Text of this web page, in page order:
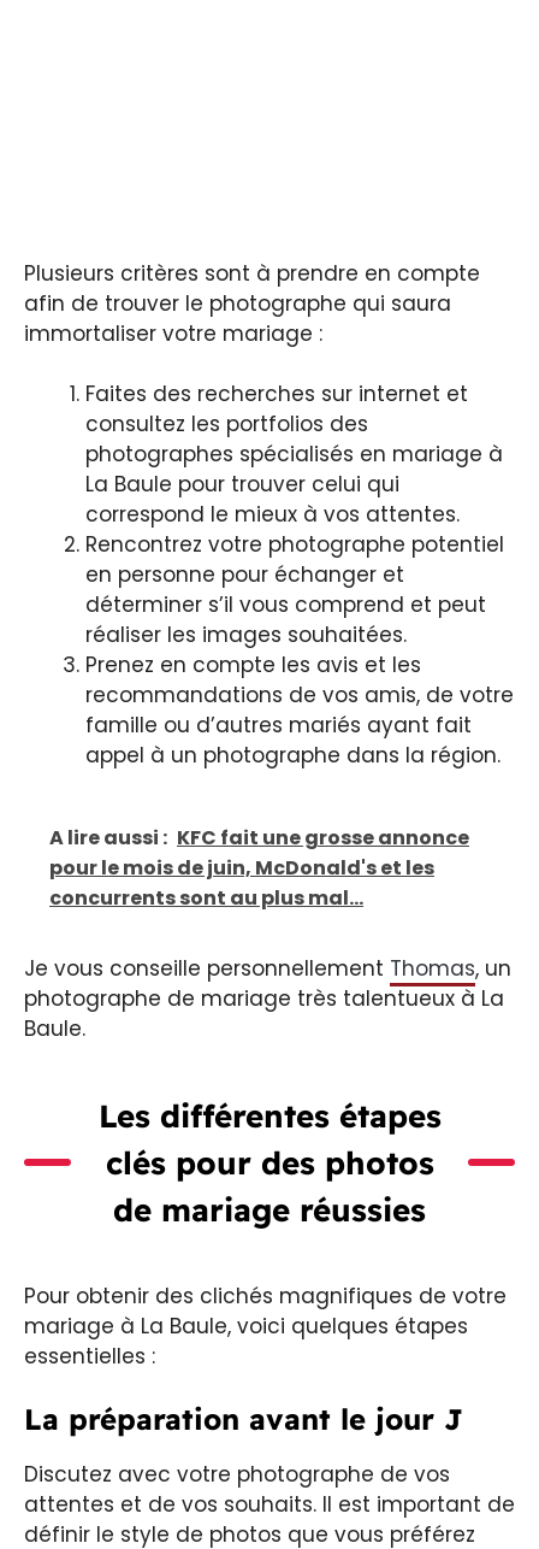
Plusieurs critères sont à prendre en compte
afin de trouver le photographe qui saura
immortaliser votre mariage :
Faites des recherches sur internet et
consultez les portfolios des
photographes spécialisés en mariage à
La Baule pour trouver celui qui
correspond le mieux à vos attentes.
Rencontrez votre photographe potentiel
en personne pour échanger et
déterminer s’il vous comprend et peut
réaliser les images souhaitées.
Prenez en compte les avis et les
recommandations de vos amis, de votre
famille ou d’autres mariés ayant fait
appel à un photographe dans la région.
A lire aussi : KFC fait une grosse annonce
pour le mois de juin, McDonald's et les
concurrents sont au plus mal...
Je vous conseille personnellement Thomas, un
photographe de mariage très talentueux à La
Baule.
Les différentes étapes
clés pour des photos
de mariage réussies
Pour obtenir des clichés magnifiques de votre
mariage à La Baule, voici quelques étapes
essentielles :
La préparation avant le jour J
Discutez avec votre photographe de vos
attentes et de vos souhaits. Il est important de
définir le style de photos que vous préférez